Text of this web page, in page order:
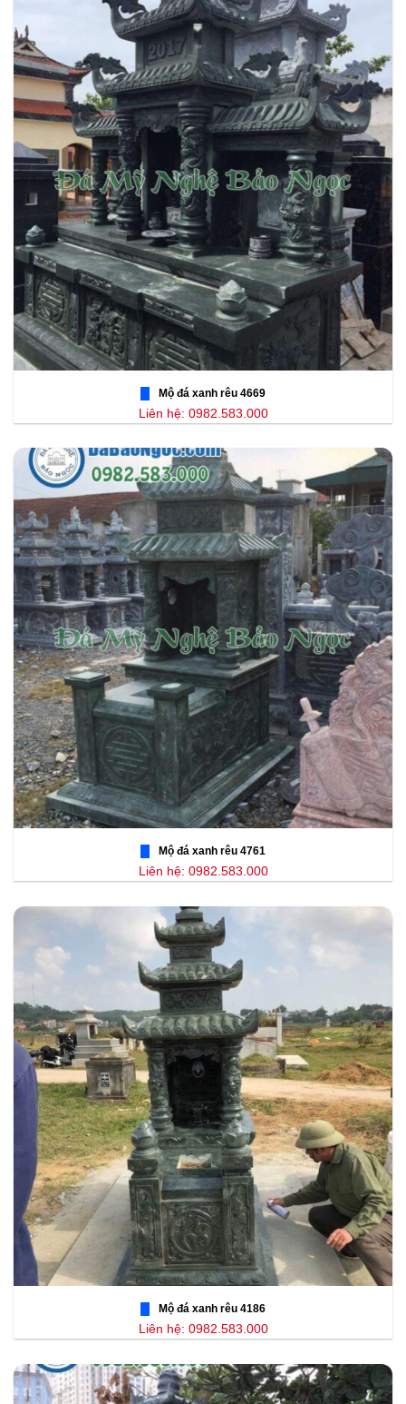
Mộ đá xanh rêu 4669
Liên hệ: 0982.583.000
Mộ đá xanh rêu 4761
Liên hệ: 0982.583.000
Mộ đá xanh rêu 4186
Liên hệ: 0982.583.000